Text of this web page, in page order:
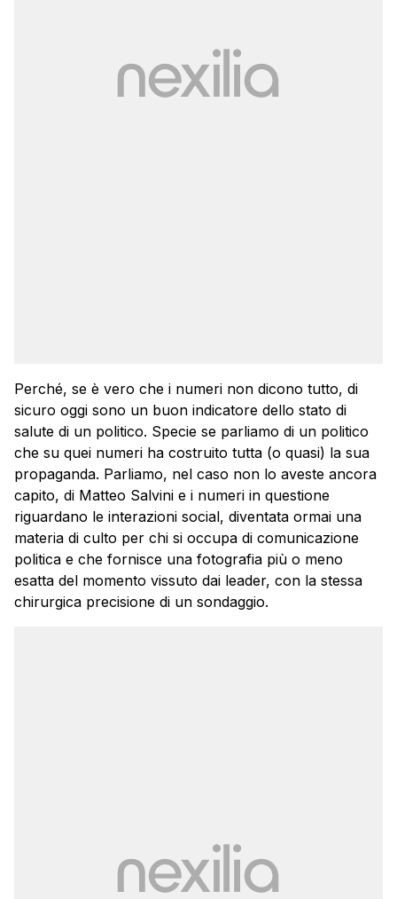
Perché, se è vero che i numeri non dicono tutto, di
sicuro oggi sono un buon indicatore dello stato di
salute di un politico. Specie se parliamo di un politico
che su quei numeri ha costruito tutta (o quasi) la sua
propaganda. Parliamo, nel caso non lo aveste ancora
capito, di Matteo Salvini e i numeri in questione
riguardano le interazioni social, diventata ormai una
materia di culto per chi si occupa di comunicazione
politica e che fornisce una fotografia più o meno
esatta del momento vissuto dai leader, con la stessa
chirurgica precisione di un sondaggio.